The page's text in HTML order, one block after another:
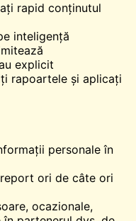
rapid conținutul
inteligență
explicit
rapoartele și aplicați
personale în
ori de câte ori
ocazionale,